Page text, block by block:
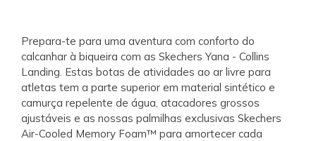
Prepara-te para uma aventura com conforto do
calcanhar à biqueira com as Skechers Yana - Collins
Landing. Estas botas de atividades ao ar livre para
atletas tem a parte superior em material sintético e
camurça repelente de água, atacadores grossos
ajustáveis e as nossas palmilhas exclusivas Skechers
Air-Cooled Memory Foam™ para amortecer cada